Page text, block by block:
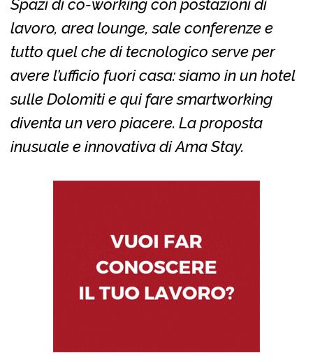
Spazi di co-working con postazioni di
lavoro, area lounge, sale conferenze e
tutto quel che di tecnologico serve per
avere l’ufficio fuori casa: siamo in un hotel
sulle Dolomiti e qui fare smartworking
diventa un vero piacere. La proposta
inusuale e innovativa di Ama Stay.